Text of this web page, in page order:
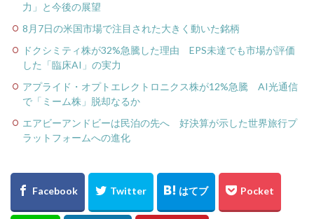
力」と今後の展望
8月7日の米国市場で注目された大きく動いた銘柄
ドクシミティ株が32%急騰した理由 EPS未達でも市場が評価
した「臨床AI」の実力
アプライド・オプトエレクトロニクス株が12%急騰 AI光通信
で「ミーム株」脱却なるか
エアビーアンドビーは民泊の先へ 好決算が示した世界旅行プ
ラットフォームへの進化